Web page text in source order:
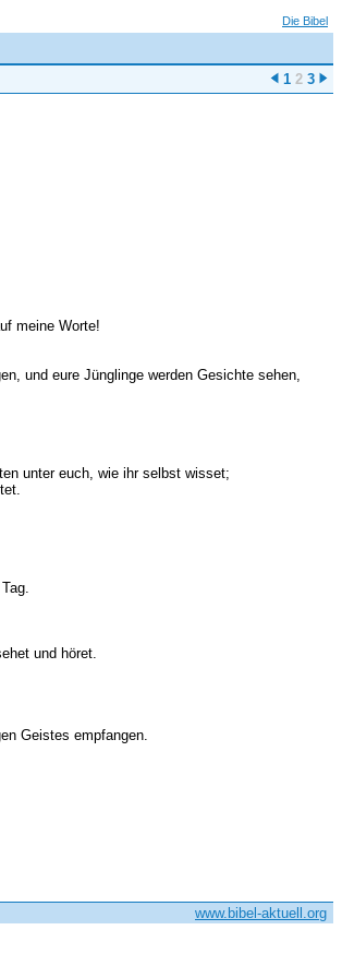
Die Bibel
1 2 3
meine Worte!
und eure Jünglinge werden Gesichte sehen,
unter euch, wie ihr selbst wisset;
und höret.
Geistes empfangen.
www.bibel-aktuell.org